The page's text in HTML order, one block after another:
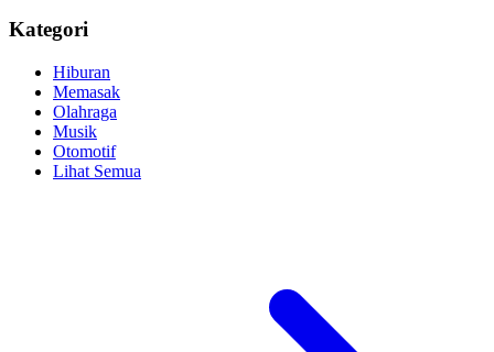
Kategori
Hiburan
Memasak
Olahraga
Musik
Otomotif
Lihat Semua